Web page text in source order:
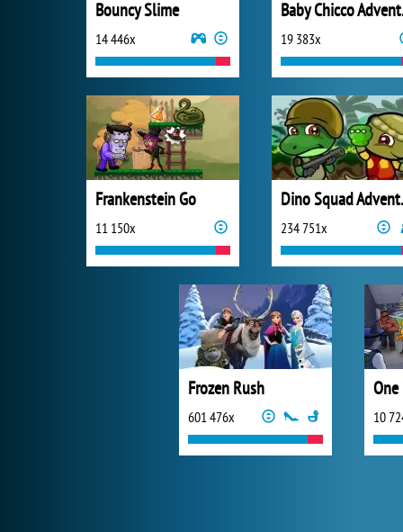
Bouncy Slime
14 446x 19 383x
Frankenstein Go
11 150x 234 751x
Frozen Rush
601 476x
One
10